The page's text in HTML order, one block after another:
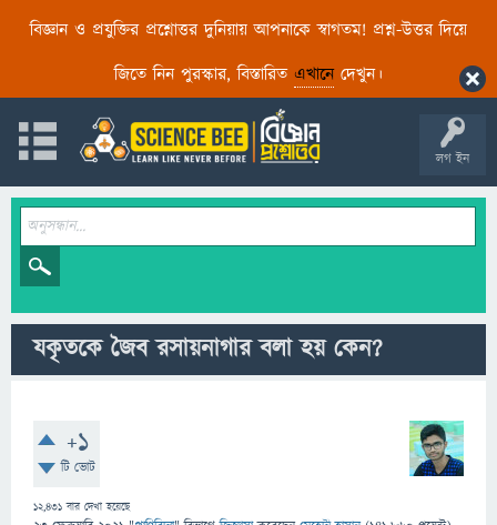
বিজ্ঞান ও প্রযুক্তির প্রশ্নোত্তর দুনিয়ায় আপনাকে স্বাগতম! প্রশ্ন-উত্তর দিয়ে
জিতে নিন পুরস্কার, বিস্তারিত এখানেদেখুন।
লগ ইন
যকৃতকে জৈব রসায়নাগার বলা হয় কেন?
+1
টি ভোট
12,431 বার দেখা হয়েছে